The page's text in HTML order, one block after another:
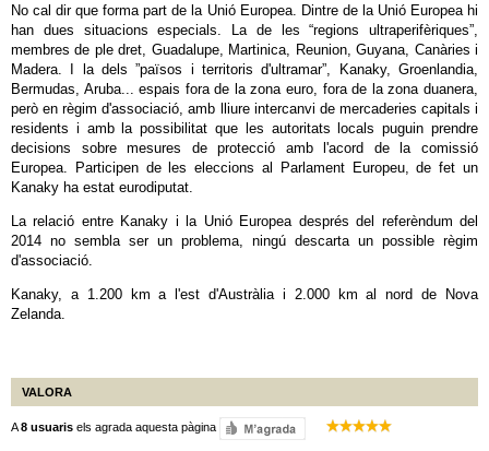
No cal dir que forma part de la Unió Europea. Dintre de la Unió Europea hi
han dues situacions especials. La de les “regions ultraperifèriques”,
membres de ple dret, Guadalupe, Martinica, Reunion, Guyana, Canàries i
Madera. I la dels ”països i territoris d'ultramar”, Kanaky, Groenlandia,
Bermudas, Aruba... espais fora de la zona euro, fora de la zona duanera,
però en règim d'associació, amb lliure intercanvi de mercaderies capitals i
residents i amb la possibilitat que les autoritats locals puguin prendre
decisions sobre mesures de protecció amb l'acord de la comissió
Europea. Participen de les eleccions al Parlament Europeu, de fet un
Kanaky ha estat eurodiputat.
La relació entre Kanaky i la Unió Europea després del referèndum del
2014 no sembla ser un problema, ningú descarta un possible règim
d'associació.
Kanaky, a 1.200 km a l'est d'Austràlia i 2.000 km al nord de Nova
Zelanda.
VALORA
A8 usuaris els agrada aquesta pàgina